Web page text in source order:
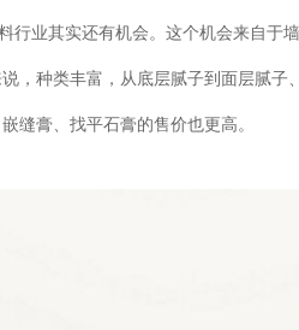
业其实还有机会。这个机会来自于
，种类丰富，从底层腻子到面层腻子
缝膏、找平石膏的售价也更高。